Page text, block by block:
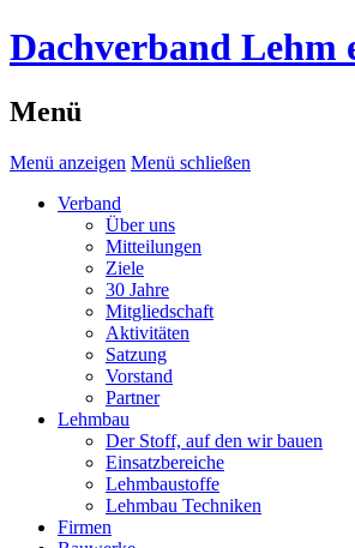
Dachverband Lehm
Menü
Menü anzeigen Menü schließen
Verband
Über uns
Mitteilungen
Ziele
30 Jahre
Mitgliedschaft
Aktivitäten
Satzung
Vorstand
Partner
Lehmbau
Der Stoff, auf den wir bauen
Einsatzbereiche
Lehmbaustoffe
Lehmbau Techniken
Firmen